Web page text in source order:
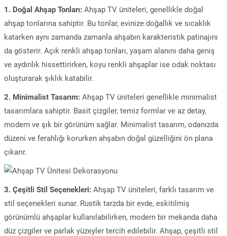
1. Doğal Ahşap Tonları: Ahşap TV üniteleri, genellikle doğal
ahşap tonlarına sahiptir. Bu tonlar, evinize doğallık ve sıcaklık
katarken aynı zamanda zamanla ahşabın karakteristik patinajını
da gösterir. Açık renkli ahşap tonları, yaşam alanını daha geniş
ve aydınlık hissettirirken, koyu renkli ahşaplar ise odak noktası
oluşturarak şıklık katabilir.
2. Minimalist Tasarım: Ahşap TV üniteleri genellikle minimalist
tasarımlara sahiptir. Basit çizgiler, temiz formlar ve az detay,
modern ve şık bir görünüm sağlar. Minimalist tasarım, odanızda
düzeni ve ferahlığı korurken ahşabın doğal güzelliğini ön plana
çıkarır.
3. Çeşitli Stil Seçenekleri: Ahşap TV üniteleri, farklı tasarım ve
stil seçenekleri sunar. Rustik tarzda bir evde, eskitilmiş
görünümlü ahşaplar kullanılabilirken, modern bir mekanda daha
düz çizgiler ve parlak yüzeyler tercih edilebilir. Ahşap, çeşitli stil